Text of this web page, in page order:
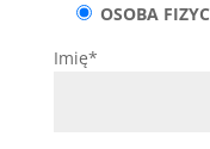
OSOBA
Imię*